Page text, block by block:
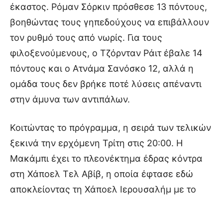
έκαστος. Ρόμαν Σόρκιν πρόσθεσε 13 πόντους,
βοηθώντας τους γηπεδούχους να επιβάλλουν
τον ρυθμό τους από νωρίς. Για τους
φιλοξενούμενους, ο Τζόρνταν Ράιτ έβαλε 14
πόντους και ο Ατνάμα Σανόσκο 12, αλλά η
ομάδα τους δεν βρήκε ποτέ λύσεις απέναντι
στην άμυνα των αντιπάλων.
Κοιτώντας το πρόγραμμα, η σειρά των τελικών
ξεκινά την ερχόμενη Τρίτη στις 20:00. Η
Μακάμπι έχει το πλεονέκτημα έδρας κόντρα
στη Χάποελ Τελ Αβίβ, η οποία έφτασε εδώ
αποκλείοντας τη Χάποελ Ιερουσαλήμ με το